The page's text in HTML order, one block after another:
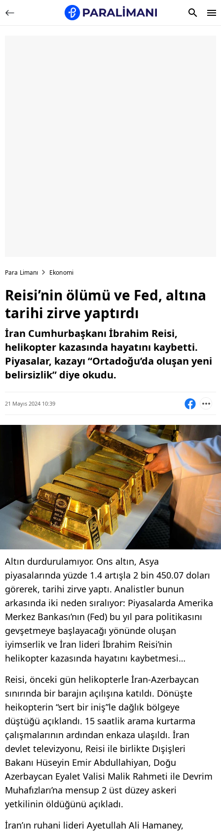
Para Limanı Ekonomi
Reisi’nin ölümü ve Fed, altına
tarihi zirve yaptırdı
İran Cumhurbaşkanı İbrahim Reisi,
helikopter kazasında hayatını kaybetti.
Piyasalar, kazayı “Ortadoğu’da oluşan yeni
belirsizlik” diye okudu.
21 Mayıs 2024 10:39
Altın durdurulamıyor. Ons altın, Asya
piyasalarında yüzde 1.4 artışla 2 bin 450.07 doları
görerek, tarihi zirve yaptı. Analistler bunun
arkasında iki neden sıralıyor: Piyasalarda Amerika
Merkez Bankası’nın (Fed) bu yıl para politikasını
gevşetmeye başlayacağı yönünde oluşan
iyimserlik ve İran lideri İbrahim Reisi’nin
helikopter kazasında hayatını kaybetmesi…
Reisi, önceki gün helikopterle İran-Azerbaycan
sınırında bir barajın açılışına katıldı. Dönüşte
heikopterin “sert bir iniş”le dağlık bölgeye
düştüğü açıklandı. 15 saatlik arama kurtarma
çalışmalarının ardından enkaza ulaşıldı. İran
devlet televizyonu, Reisi ile birlikte Dışişleri
Bakanı Hüseyin Emir Abdullahiyan, Doğu
Azerbaycan Eyalet Valisi Malik Rahmeti ile Devrim
Muhafızları’na mensup 2 üst düzey askeri
yetkilinin öldüğünü açıkladı.
İran’ın ruhani lideri Ayetullah Ali Hamaney,